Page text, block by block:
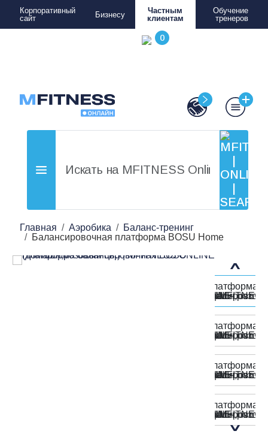
Корпоративный
сайт
Бизнесу
Частным
клиентам
Обучение
тренеров
Главная Аэробика
Баланс-тренинг
Балансировочная платформа BOSU Home